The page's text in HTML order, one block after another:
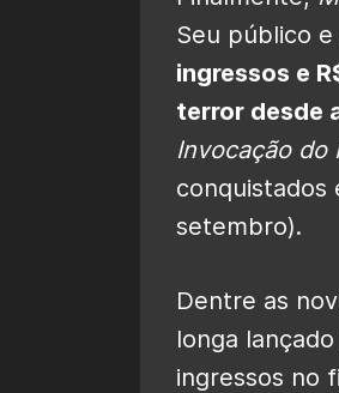
Seu público
ingressos e
terror desde
Invocação do
conquistados
setembro).
Dentre as
longa
ingressos no